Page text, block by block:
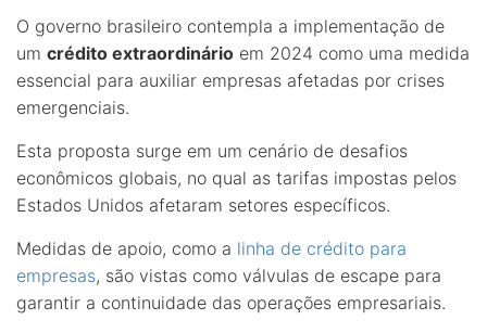
O governo brasileiro contempla a implementação de
um crédito extraordinário em 2024 como uma medida
essencial para auxiliar empresas afetadas por crises
emergenciais.
Esta proposta surge em um cenário de desafios
econômicos globais, no qual as tarifas impostas pelos
Estados Unidos afetaram setores específicos.
Medidas de apoio, como a linha de crédito para
empresas, são vistas como válvulas de escape para
garantir a continuidade das operações empresariais.